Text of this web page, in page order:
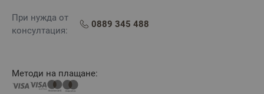
При нужда от
консултация:
0889 345 488
Методи на плащане: